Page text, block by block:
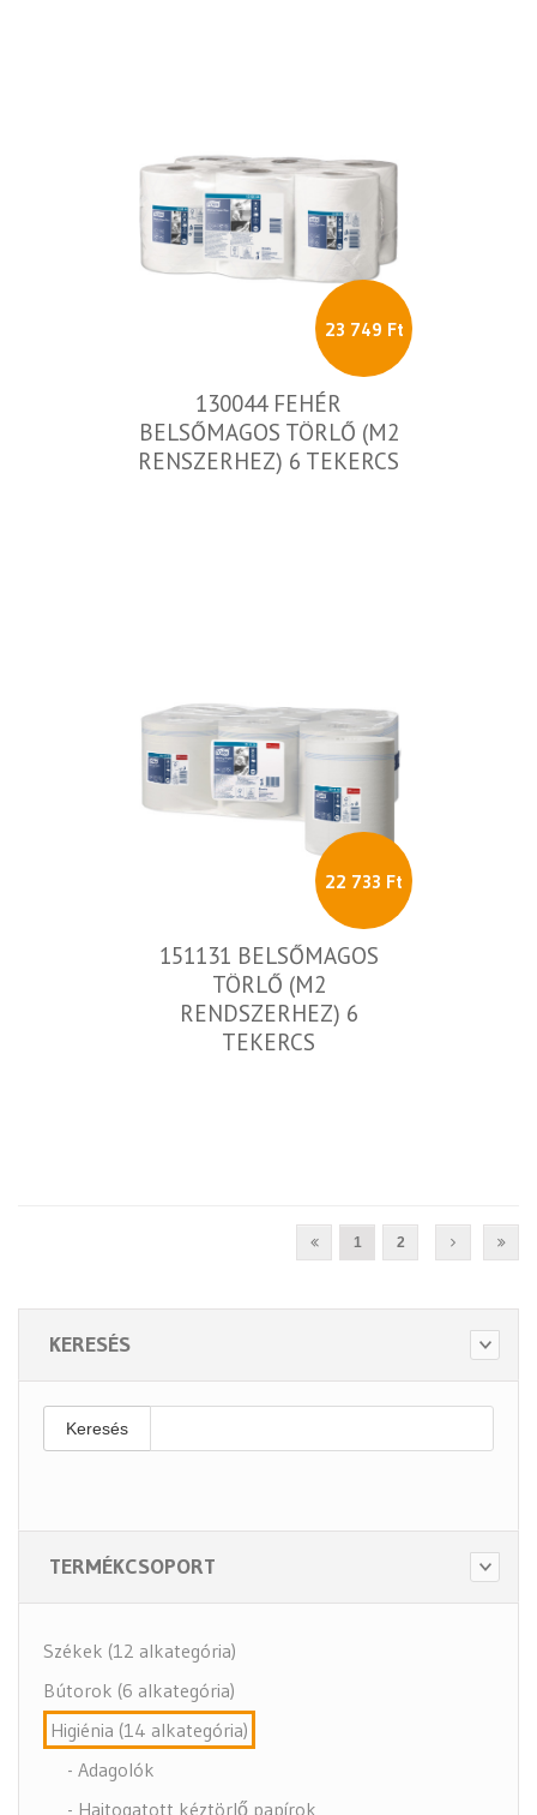
23 749 Ft
130044 FEHÉR
BELSŐMAGOS TÖRLŐ (M2
RENSZERHEZ) 6 TEKERCS
22 733 Ft
151131 BELSŐMAGOS
TÖRLŐ (M2
RENDSZERHEZ) 6
TEKERCS
1 2
KERESÉS
Keresés
TERMÉKCSOPORT
Székek (12 alkategória)
Bútorok (6 alkategória)
Higiénia (14 alkategória)
- Adagolók
- Hajtogatott kéztörlő papírok